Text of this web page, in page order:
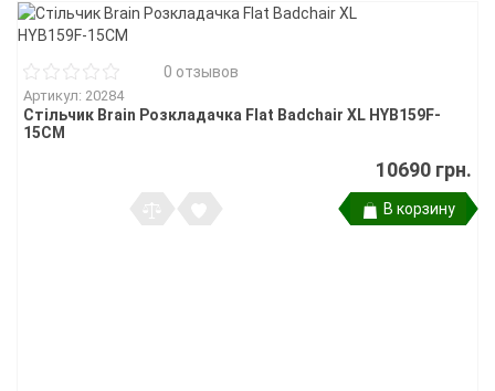
0 отзывов
Артикул: 20284
Стільчик Brain Розкладачка Flat Badchair XL HYB159F-
15CM
10690 грн.
В корзину